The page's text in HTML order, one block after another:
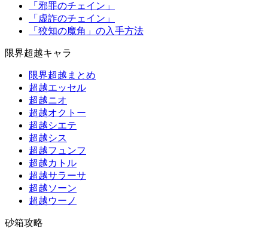
「邪罪のチェイン」
「虚詐のチェイン」
「狡知の魔角」の入手方法
限界超越キャラ
限界超越まとめ
超越エッセル
超越ニオ
超越オクトー
超越シエテ
超越シス
超越フュンフ
超越カトル
超越サラーサ
超越ソーン
超越ウーノ
砂箱攻略